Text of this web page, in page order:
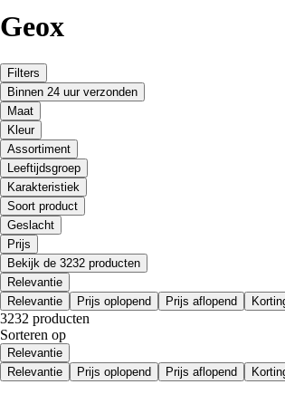
Geox
Filters
Binnen 24 uur verzonden
Maat
Kleur
Assortiment
Leeftijdsgroep
Karakteristiek
Soort product
Geslacht
Prijs
Bekijk de 3232 producten
Relevantie
Relevantie
Prijs oplopend Prijs aflopend
3232 producten
Sorteren op
Relevantie
Relevantie
Prijs oplopend Prijs aflopend